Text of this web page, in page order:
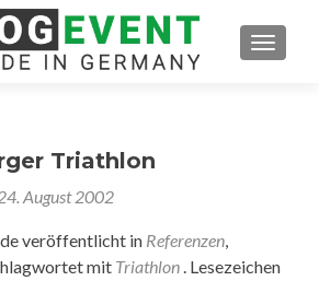
Triathlon
August 2002
veröffentlicht in Referenzen,
mit Triathlon . Lesezeichen